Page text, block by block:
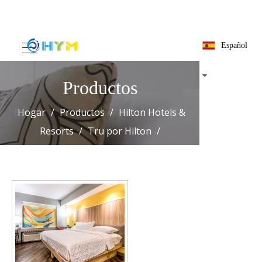
Español
Productos
Hogar / Productos / Hilton Hotels &
Resorts / Tru por Hilton /